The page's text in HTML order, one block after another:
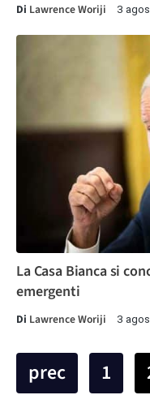
Di Lawrence Woriji 3
La Casa Bianca si
emergenti
Di Lawrence Woriji 3
prec 1